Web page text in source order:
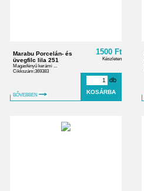
Marabu Porcelán- és
üvegfilc lila 251
Magasfényű kerámi ...
Cikkszám:369383
BŐVEBBEN
1500 Ft
Készleten
db